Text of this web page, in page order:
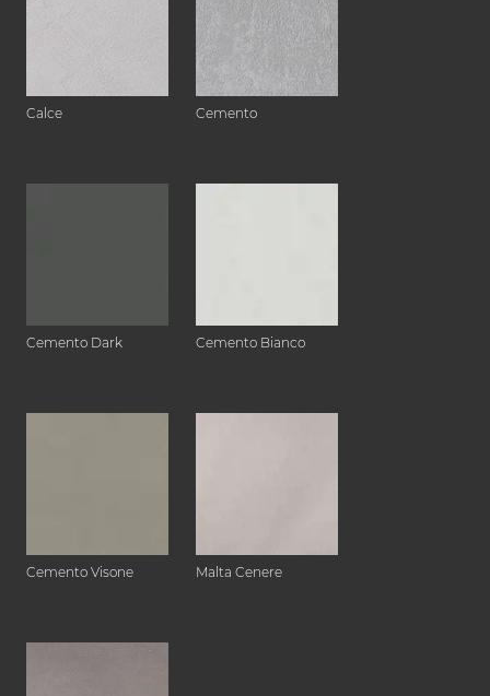
Calce Cemento
Cemento Dark Cemento Bianco
Cemento Visone Malta Cenere